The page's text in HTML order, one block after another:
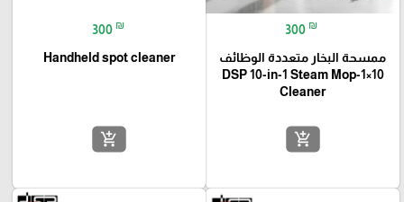
300 ₪
ممسحة البخار متعددة الوظائف
10×1-DSP 10-in-1 Steam Mop
Cleaner
add_shopping_cart
300 ₪
Handheld spot cleaner
add_shopping_cart